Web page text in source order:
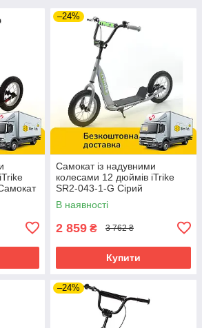
–24%
Самокат із надувними
колесами 12 дюймів iTrike
SR2-043-1-G Сірий
В наявності
2 859 ₴ 3 762 ₴
Купити
–24%